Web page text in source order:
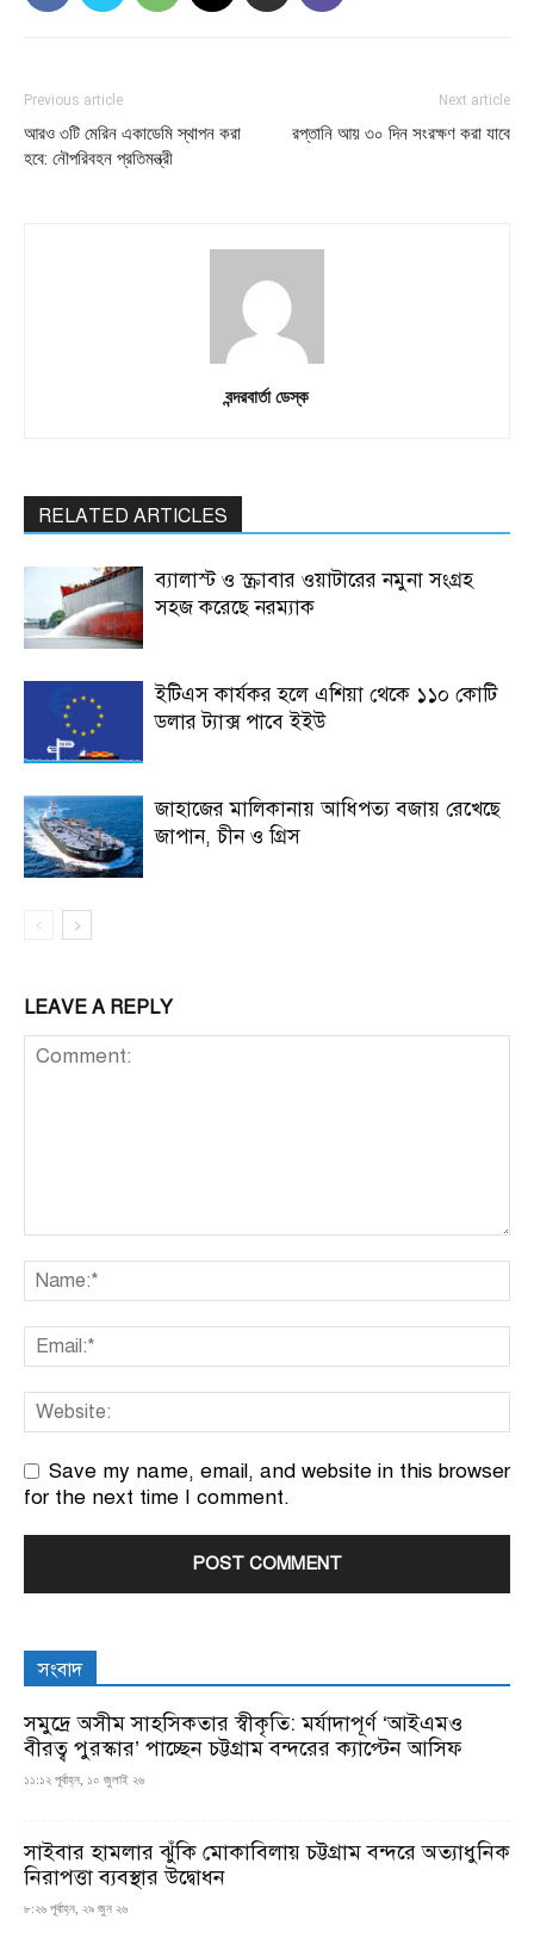
Previous article
আরও ৩টি মেরিন একাডেমি স্থাপন করা
হবে: নৌপরিবহন প্রতিমন্ত্রী
Next article
রপ্তানি আয় ৩০ দিন সংরক্ষণ করা যাবে
বন্দরবার্তা ডেস্ক
RELATED ARTICLES
ব্যালাস্ট ও স্ক্রাবার ওয়াটারের নমুনা সংগ্রহ
সহজ করেছে নরম্যাক
ইটিএস কার্যকর হলে এশিয়া থেকে ১১০ কোটি
ডলার ট্যাক্স পাবে ইইউ
জাহাজের মালিকানায় আধিপত্য বজায় রেখেছে
জাপান, চীন ও গ্রিস
LEAVE A REPLY
Save my name, email, and website in this browser
for the next time I comment.
সংবাদ
সমুদ্রে অসীম সাহসিকতার স্বীকৃতি: মর্যাদাপূর্ণ ‘আইএমও
বীরত্ব পুরস্কার’ পাচ্ছেন চট্টগ্রাম বন্দরের ক্যাপ্টেন আসিফ
১১:১২ পূর্বাহ্ন, ১০ জুলাই ২৬
সাইবার হামলার ঝুঁকি মোকাবিলায় চট্টগ্রাম বন্দরে অত্যাধুনিক
নিরাপত্তা ব্যবস্থার উদ্বোধন
৮:২৬ পূর্বাহ্ন, ২৯ জুন ২৬